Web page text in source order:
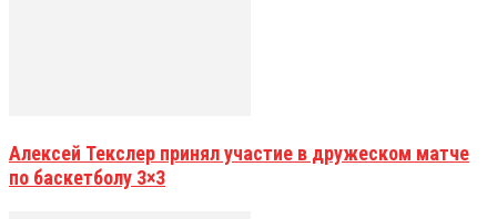
Алексей Текслер принял участие в дружеском матче
по баскетболу 3×3